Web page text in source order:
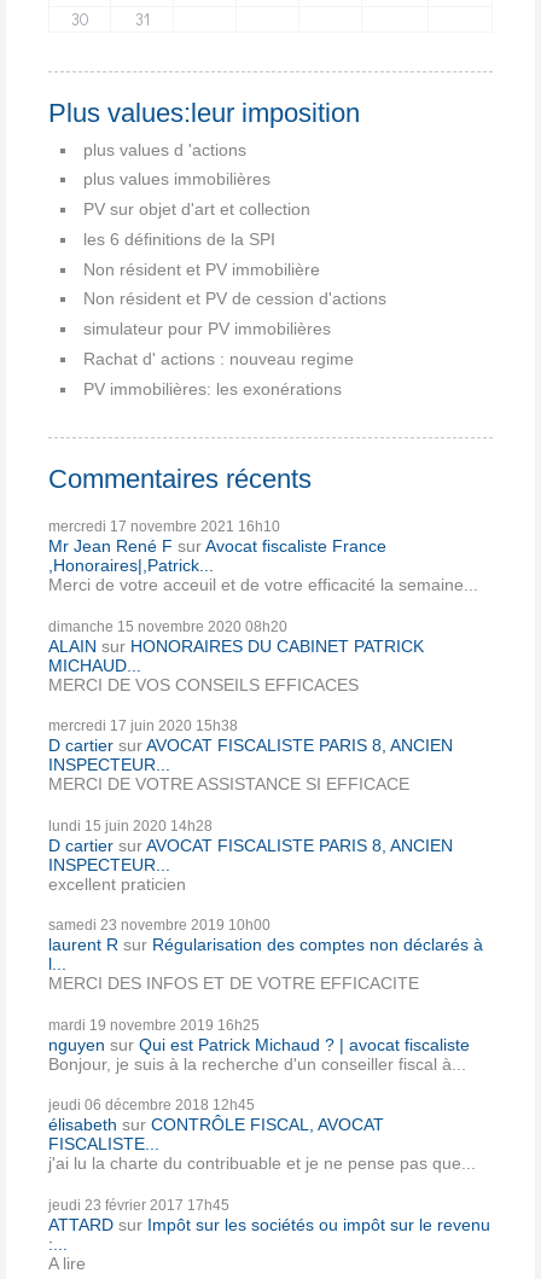
30
31
Plus values:leur imposition
plus values d 'actions
plus values immobilières
PV sur objet d'art et collection
les 6 définitions de la SPI
Non résident et PV immobilière
Non résident et PV de cession d'actions
simulateur pour PV immobilières
Rachat d' actions : nouveau regime
PV immobilières: les exonérations
Commentaires récents
mercredi 17 novembre 2021 16h10
Mr Jean René F surAvocat fiscaliste France
,Honoraires|,Patrick...
Merci de votre acceuil et de votre efficacité la semaine...
dimanche 15 novembre 2020 08h20
ALAIN sur HONORAIRES DU CABINET PATRICK
MICHAUD...
MERCI DE VOS CONSEILS EFFICACES
mercredi 17 juin 2020 15h38
D cartier surAVOCAT FISCALISTE PARIS 8, ANCIEN
INSPECTEUR...
MERCI DE VOTRE ASSISTANCE SI EFFICACE
lundi 15 juin 2020 14h28
D cartier surAVOCAT FISCALISTE PARIS 8, ANCIEN
INSPECTEUR...
excellent praticien
samedi 23 novembre 2019 10h00
laurent R sur Régularisation des comptes non déclarés à
l...
MERCI DES INFOS ET DE VOTRE EFFICACITE
mardi 19 novembre 2019 16h25
nguyen sur Qui est Patrick Michaud ? | avocat fiscaliste
Bonjour, je suis à la recherche d'un conseiller fiscal à...
jeudi 06 décembre 2018 12h45
élisabeth sur CONTRÔLE FISCAL, AVOCAT
FISCALISTE...
j'ai lu la charte du contribuable et je ne pense pas que...
jeudi 23 février 2017 17h45
ATTARD sur Impôt sur les sociétés ou impôt sur le revenu
:...
A lire